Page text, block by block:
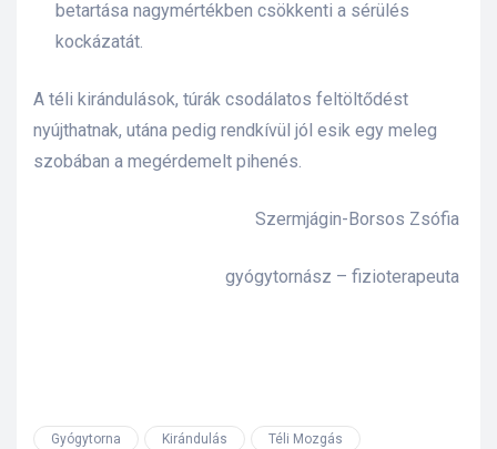
betartása nagymértékben csökkenti a sérülés
kockázatát.
A téli kirándulások, túrák csodálatos feltöltődést
nyújthatnak, utána pedig rendkívül jól esik egy meleg
szobában a megérdemelt pihenés.
Szermjágin-Borsos Zsófia
gyógytornász – fizioterapeuta
Gyógytorna Kirándulás Téli Mozgás